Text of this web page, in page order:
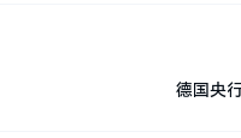
德国央